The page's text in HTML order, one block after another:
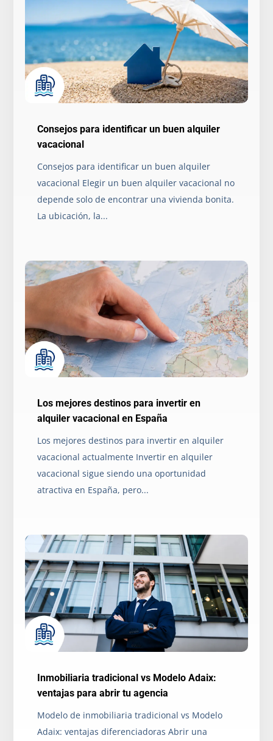
Consejos para identificar un buen alquiler
vacacional
Consejos para identificar un buen alquiler
vacacional Elegir un buen alquiler vacacional no
depende solo de encontrar una vivienda bonita.
La ubicación, la...
Los mejores destinos para invertir en
alquiler vacacional en España
Los mejores destinos para invertir en alquiler
vacacional actualmente Invertir en alquiler
vacacional sigue siendo una oportunidad
atractiva en España, pero...
Inmobiliaria tradicional vs Modelo Adaix:
ventajas para abrir tu agencia
Modelo de inmobiliaria tradicional vs Modelo
Adaix: ventajas diferenciadoras Abrir una